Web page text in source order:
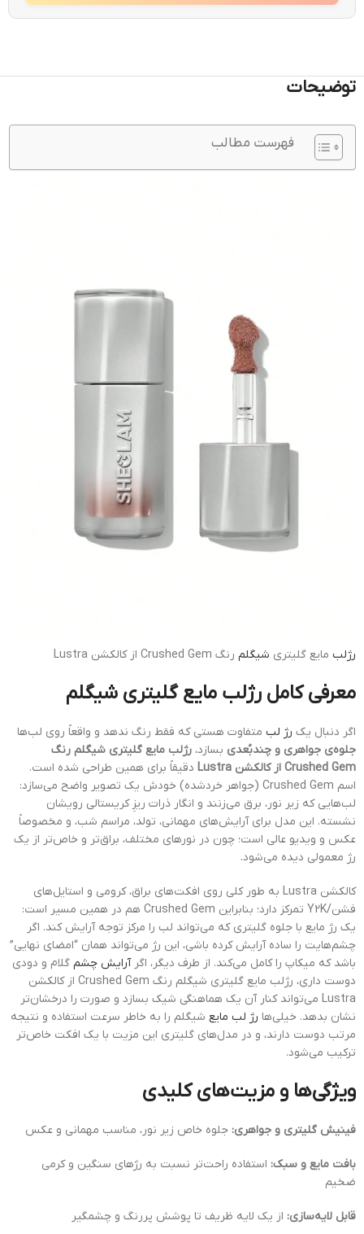
توضیحات
فهرست مطالب
رژلب مایع گلیتری شیگلم رنگ Crushed Gem از کالکشن Lustra
معرفی کامل رژلب مایع گلیتری شیگلم
اگر دنبال یک رژ لب متفاوت هستی که فقط رنگ ندهد و واقعاً روی لب‌ها
جلوه‌ی جواهری و چندبُعدی بسازد، رژلب مایع گلیتری شیگلم رنگ
Crushed Gem از کالکشن Lustra
دقیقاً برای همین طراحی شده است.
اسم Crushed Gem (جواهر خردشده) خودش یک تصویر واضح می‌سازد:
لب‌هایی که زیر نور، برق می‌زنند و انگار ذرات ریزِ کریستالی رویشان
نشسته. این مدل برای آرایش‌های مهمانی، تولد، مراسم شب، و مخصوصاً
عکس و ویدیو عالی است؛ چون در نورهای مختلف، براق‌تر و خاص‌تر از یک
رژ معمولی دیده می‌شود.
کالکشن Lustra به طور کلی روی افکت‌های براق، کرومی و استایل‌های
فشن/Y2K تمرکز دارد؛ بنابراین Crushed Gem هم در همین مسیر است:
یک رژ مایع با جلوه گلیتری که می‌تواند لب را مرکز توجه آرایش کند. اگر
چشم‌هایت را ساده آرایش کرده باشی، این رژ می‌تواند همان “امضای نهایی”
باشد که میکاپ را کامل می‌کند. از طرف دیگر، اگرآرایش چشم گلام و دودی
دوست داری، رژلب مایع گلیتری شیگلم رنگ Crushed Gem از کالکشن
Lustra می‌تواند کنار آن یک هماهنگی شیک بسازد و صورت را درخشان‌تر
نشان بدهد. خیلی‌ها رژ لب مایع شیگلم را به خاطر سرعت استفاده و نتیجه
مرتب دوست دارند، و در مدل‌های گلیتری این مزیت با یک افکت خاص‌تر
ترکیب می‌شود.
ویژگی‌ها و مزیت‌های کلیدی
فینیش گلیتری و جواهری: جلوه خاص زیر نور، مناسب مهمانی و عکس
بافت مایع و سبک: استفاده راحت‌تر نسبت به رژهای سنگین و کرمی
ضخیم
قابل لایه‌سازی: از یک لایه ظریف تا پوشش پررنگ و چشمگیر